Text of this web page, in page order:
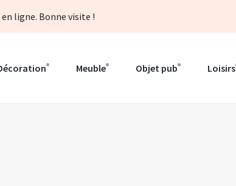
ligne. Bonne visite !
Meuble Objet pub Loisirs